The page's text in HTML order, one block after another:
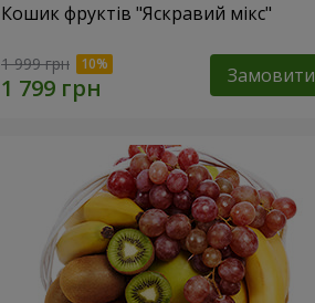
Кошик фруктів "Яскравий мікс"
1 999 грн Замовити